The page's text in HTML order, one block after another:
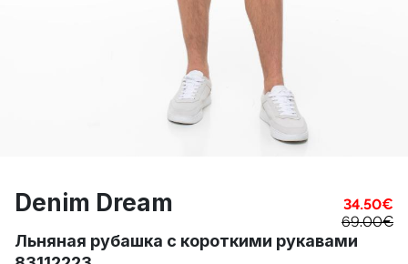
Denim Dream 34.50€
69.00€
Льняная рубашка с короткими рукавами